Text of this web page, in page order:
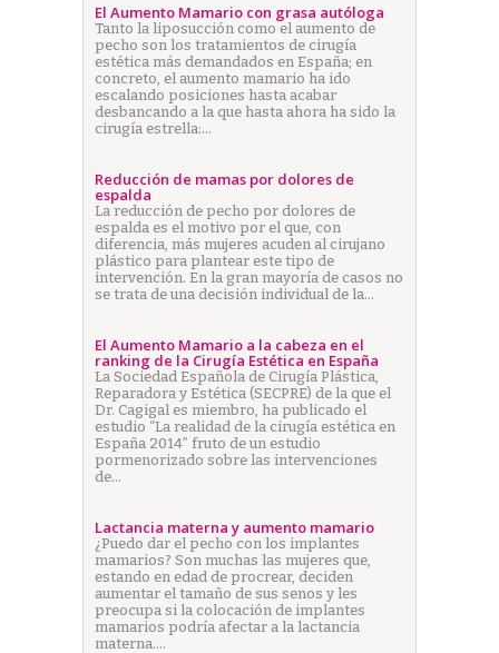
El Aumento Mamario con grasa autóloga
Tanto la liposucción como el aumento de
pecho son los tratamientos de cirugía
estética más demandados en España; en
concreto, el aumento mamario ha ido
escalando posiciones hasta acabar
desbancando a la que hasta ahora ha sido la
cirugía estrella:…
Reducción de mamas por dolores de
espalda
La reducción de pecho por dolores de
espalda es el motivo por el que, con
diferencia, más mujeres acuden al cirujano
plástico para plantear este tipo de
intervención. En la gran mayoría de casos no
se trata de una decisión individual de la…
El Aumento Mamario a la cabeza en el
ranking de la Cirugía Estética en España
La Sociedad Española de Cirugía Plástica,
Reparadora y Estética (SECPRE) de la que el
Dr. Cagigal es miembro, ha publicado el
estudio “La realidad de la cirugía estética en
España 2014” fruto de un estudio
pormenorizado sobre las intervenciones
de…
Lactancia materna y aumento mamario
¿Puedo dar el pecho con los implantes
mamarios? Son muchas las mujeres que,
estando en edad de procrear, deciden
aumentar el tamaño de sus senos y les
preocupa si la colocación de implantes
mamarios podría afectar a la lactancia
materna.…